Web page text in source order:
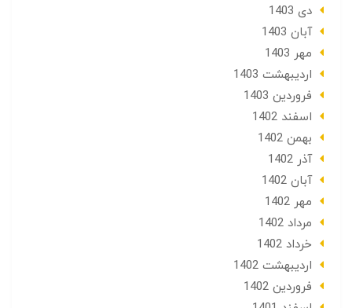
دی 1403
آبان 1403
مهر 1403
ارديبهشت 1403
فروردین 1403
اسفند 1402
بهمن 1402
آذر 1402
آبان 1402
مهر 1402
مرداد 1402
خرداد 1402
ارديبهشت 1402
فروردین 1402